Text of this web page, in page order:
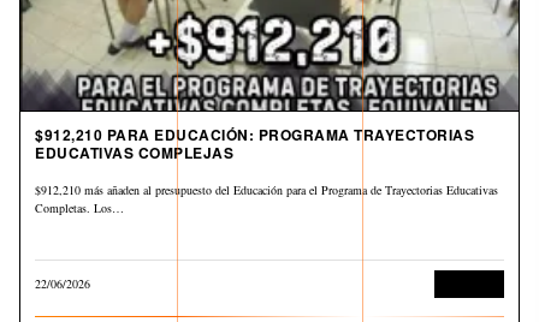
$912,210 PARA EDUCACIÓN: PROGRAMA TRAYECTORIAS
EDUCATIVAS COMPLEJAS
$912,210 más añaden al presupuesto del Educación para el Programa de Trayectorias Educativas
Completas. Los…
22/06/2026